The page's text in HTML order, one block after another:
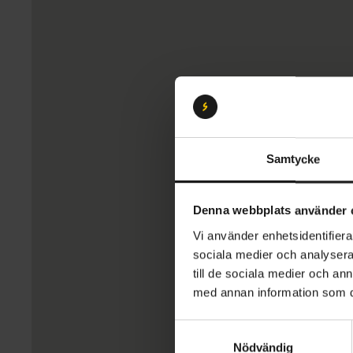
Samtycke
Denna webbplats använder
Vi använder
sociala medier och
till de sociala medier och
med annan information som
Nödvändig